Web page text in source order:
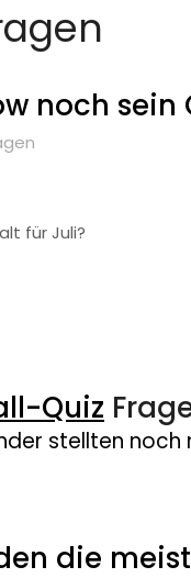
noch sein
für Juli?
Quiz
stellten noch
die